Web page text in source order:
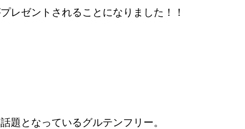
レゼントされることになりました！！
題となっているグルテンフリー。